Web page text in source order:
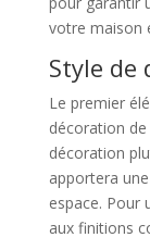
votre maison
Style de
Le premier
décoration
décoration
apportera
espace. Pour
aux finitions